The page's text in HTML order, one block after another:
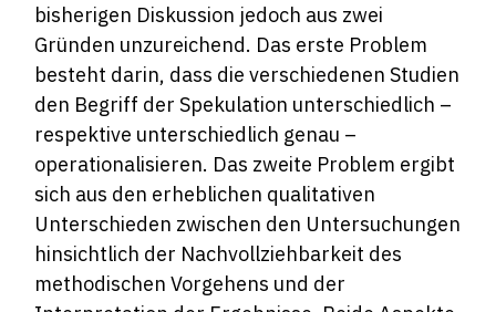
bisherigen Diskussion jedoch aus zwei
Gründen unzureichend. Das erste Problem
besteht darin, dass die verschiedenen Studien
den Begriff der Spekulation unterschiedlich –
respektive unterschiedlich genau –
operationalisieren. Das zweite Problem ergibt
sich aus den erheblichen qualitativen
Unterschieden zwischen den Untersuchungen
hinsichtlich der Nachvollziehbarkeit des
methodischen Vorgehens und der